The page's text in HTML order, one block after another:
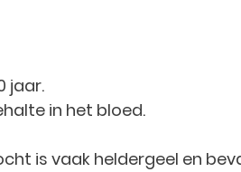
jaar.
in het bloed.
is vaak heldergeel en